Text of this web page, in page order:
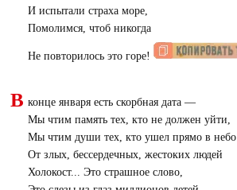
И испытали страха море,
Помолимся, чтоб никогда
Не повторилось это горе!
В конце января есть скорбная дата —
Мы чтим память тех, кто не должен уйти,
Мы чтим души тех, кто ушел прямо в небо
От злых, бессердечных, жестоких людей
Холокост... Это страшное слово,